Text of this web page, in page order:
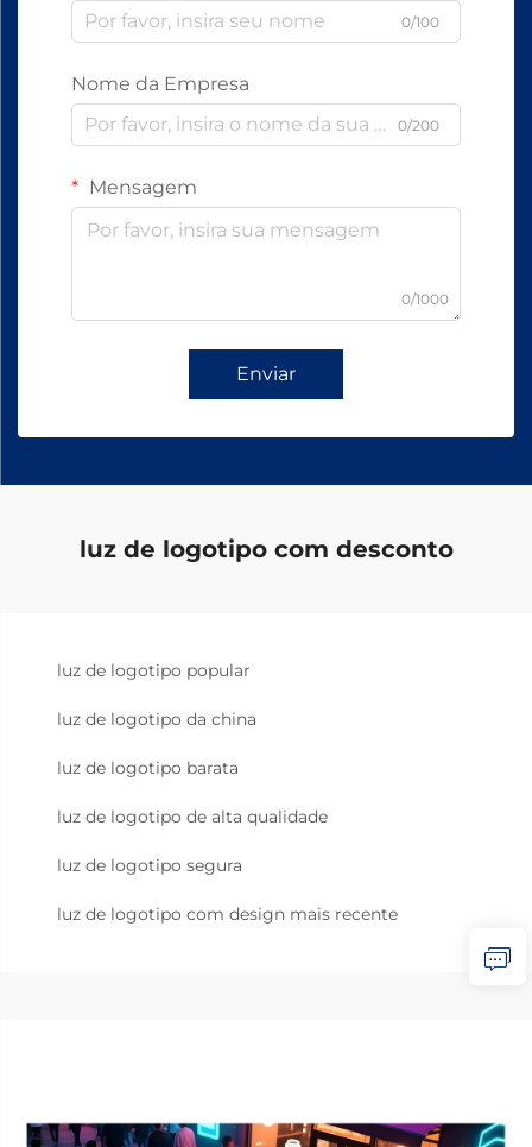
0/100
Nome da Empresa
0/200
Mensagem
0/1000
Enviar
luz de logotipo com desconto
luz de logotipo popular
luz de logotipo da china
luz de logotipo barata
luz de logotipo de alta qualidade
luz de logotipo segura
luz de logotipo com design mais recente